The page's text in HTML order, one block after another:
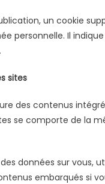
un cookie
personnelle. Il
sites
des contenus
se comporte de la
données sur vous,
embarqués si